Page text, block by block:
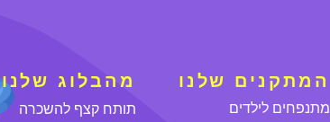
המתקנים שלנו
מתנפחים לילדים
מהבלוג שלנו
תותח קצף להשכרה